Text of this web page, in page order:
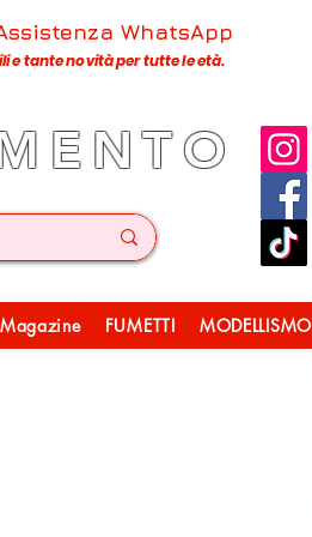
WhatsApp
e tante novità per tutte le età.
Magazine FUMETTI MODELLISMO